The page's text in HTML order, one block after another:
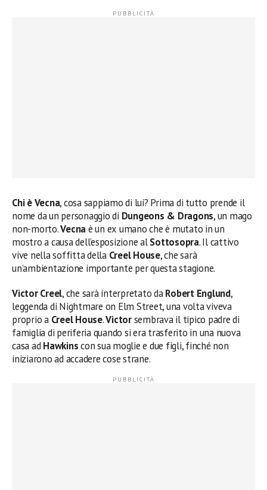
Chi è Vecna, cosa sappiamo di lui? Prima di tutto prende il
nome da un personaggio di Dungeons & Dragons, un mago
non-morto.Vecna​​è un ex umano che è mutato in un
mostro a causa dell’esposizione alSottosopra. Il cattivo ​​
vive nella soffitta della Creel House, che sarà
un’ambientazione importante per questa stagione.
Victor Creel, che sarà interpretato daRobert Englund,
leggenda di Nightmare on Elm Street, una volta viveva
proprio a Creel House.Victorsembrava il tipico padre di
famiglia di periferia quando si era trasferito in una nuova
casa adHawkinscon sua moglie e due figli, finché non
iniziarono ad accadere cose strane.